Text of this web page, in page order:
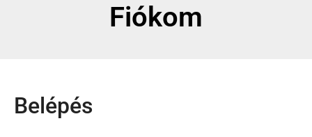
Fiókom
Belépés